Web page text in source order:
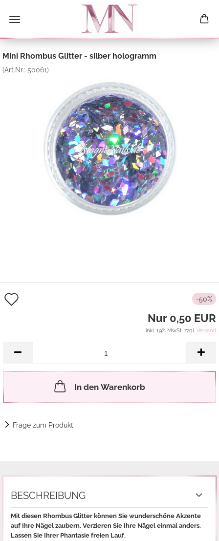
Mini Rhombus Glitter - silber hologramm
(Art.Nr.: 50061)
-50%
Nur 0,50 EUR
inkl. 19% MwSt. zzgl. Versand
In den Warenkorb
Frage zum Produkt
BESCHREIBUNG
Mit diesen Rhombus Glitter können Sie wunderschöne Akzente
auf Ihre Nägel zaubern. Verzieren Sie Ihre Nägel einmal anders.
Lassen Sie Ihrer Phantasie freien Lauf.